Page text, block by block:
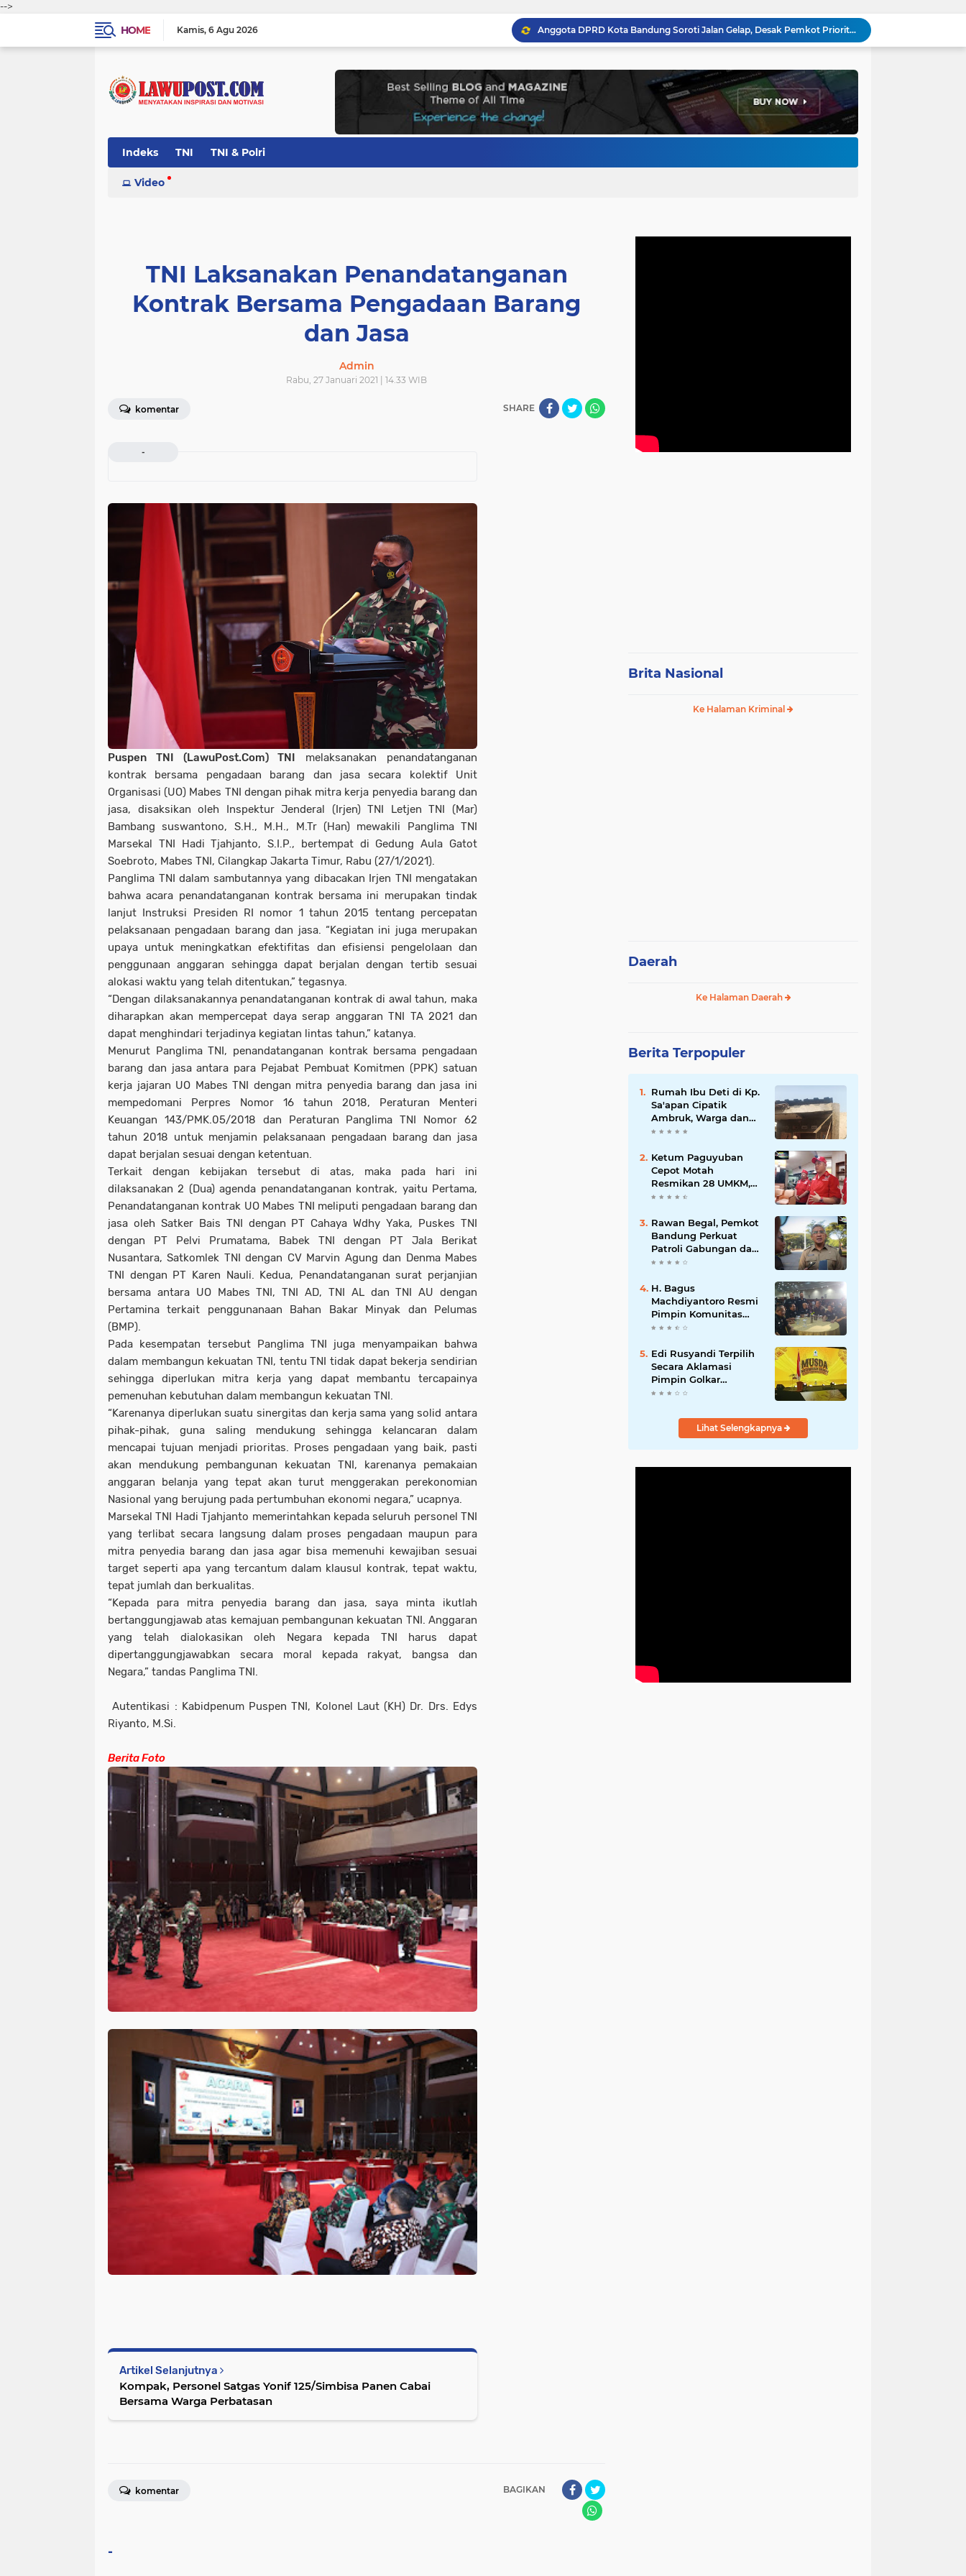
-->
HOME
Kamis 6 Agu 2026 Anggota DPRD Kota Bandung Soroti Jalan Gelap, Desak Pemkot Prioritaskan Pembenahan PJU
Pemkot Bandung Gandeng Big Bad Wolf Hadirkan Festival Literasi Pages and Plates
H. Bagus Machdiyantoro Resmi Pimpin Komunitas BBC Periode 2026–2031, Siap Perkuat Solidaritas dan Hadirkan Program Nyata untuk Masyarakat
Ketum Paguyuban Cepot Motah Resmikan 28 UMKM, Siap Gelar Festival Budaya dan UMKM di Jalan Braga
Program Gaslah Kota Bandung Raih Apresiasi Pemerintah Pusat, Pengolahan Sampah Capai 30 Persen
Hikmah Setelah Ibadah Salat Jumat: Momentum Memperkuat Iman dan Kepedulian Sosial
Penataan Kabel Udara FO di Cimahi Capai 15 KM, Target Kota Bebas Kabel Semrawut
Indeks TNI TNI & Polri
Video
TNI Laksanakan Penandatanganan
Kontrak Bersama Pengadaan Barang
dan Jasa
Admin
Rabu, 27 Januari 2021 | 14.33 WIB
komentar SHARE
-
Puspen TNI (LawuPost.Com) TNI melaksanakan penandatanganan
kontrak bersama pengadaan barang dan jasa secara kolektif Unit
Organisasi (UO) Mabes TNI dengan pihak mitra kerja penyedia barang dan
jasa, disaksikan oleh Inspektur Jenderal (Irjen) TNI Letjen TNI (Mar)
Bambang suswantono, S.H., M.H., M.Tr (Han) mewakili Panglima TNI
Marsekal TNI Hadi Tjahjanto, S.I.P., bertempat di Gedung Aula Gatot
Soebroto, Mabes TNI, Cilangkap Jakarta Timur, Rabu (27/1/2021).
Panglima TNI dalam sambutannya yang dibacakan Irjen TNI mengatakan
bahwa acara penandatanganan kontrak bersama ini merupakan tindak
lanjut Instruksi Presiden RI nomor 1 tahun 2015 tentang percepatan
pelaksanaan pengadaan barang dan jasa. “Kegiatan ini juga merupakan
upaya untuk meningkatkan efektifitas dan efisiensi pengelolaan dan
penggunaan anggaran sehingga dapat berjalan dengan tertib sesuai
alokasi waktu yang telah ditentukan,” tegasnya.
“Dengan dilaksanakannya penandatanganan kontrak di awal tahun, maka
diharapkan akan mempercepat daya serap anggaran TNI TA 2021 dan
dapat menghindari terjadinya kegiatan lintas tahun,” katanya.
Menurut Panglima TNI, penandatanganan kontrak bersama pengadaan
barang dan jasa antara para Pejabat Pembuat Komitmen (PPK) satuan
kerja jajaran UO Mabes TNI dengan mitra penyedia barang dan jasa ini
mempedomani Perpres Nomor 16 tahun 2018, Peraturan Menteri
Keuangan 143/PMK.05/2018 dan Peraturan Panglima TNI Nomor 62
tahun 2018 untuk menjamin pelaksanaan pengadaan barang dan jasa
dapat berjalan sesuai dengan ketentuan.
Terkait dengan kebijakan tersebut di atas, maka pada hari ini
dilaksanakan 2 (Dua) agenda penandatanganan kontrak, yaitu Pertama,
Penandatanganan kontrak UO Mabes TNI meliputi pengadaan barang dan
jasa oleh Satker Bais TNI dengan PT Cahaya Wdhy Yaka, Puskes TNI
dengan PT Pelvi Prumatama, Babek TNI dengan PT Jala Berikat
Nusantara, Satkomlek TNI dengan CV Marvin Agung dan Denma Mabes
TNI dengan PT Karen Nauli. Kedua, Penandatanganan surat perjanjian
bersama antara UO Mabes TNI, TNI AD, TNI AL dan TNI AU dengan
Pertamina terkait penggunanaan Bahan Bakar Minyak dan Pelumas
(BMP).
Pada kesempatan tersebut Panglima TNI juga menyampaikan bahwa
dalam membangun kekuatan TNI, tentu TNI tidak dapat bekerja sendirian
sehingga diperlukan mitra kerja yang dapat membantu tercapainya
pemenuhan kebutuhan dalam membangun kekuatan TNI.
“Karenanya diperlukan suatu sinergitas dan kerja sama yang solid antara
pihak-pihak, guna saling mendukung sehingga kelancaran dalam
mencapai tujuan menjadi prioritas. Proses pengadaan yang baik, pasti
akan mendukung pembangunan kekuatan TNI, karenanya pemakaian
anggaran belanja yang tepat akan turut menggerakan perekonomian
Nasional yang berujung pada pertumbuhan ekonomi negara,” ucapnya.
Marsekal TNI Hadi Tjahjanto memerintahkan kepada seluruh personel TNI
yang terlibat secara langsung dalam proses pengadaan maupun para
mitra penyedia barang dan jasa agar bisa memenuhi kewajiban sesuai
target seperti apa yang tercantum dalam klausul kontrak, tepat waktu,
tepat jumlah dan berkualitas.
“Kepada para mitra penyedia barang dan jasa, saya minta ikutlah
bertanggungjawab atas kemajuan pembangunan kekuatan TNI. Anggaran
yang telah dialokasikan oleh Negara kepada TNI harus dapat
dipertanggungjawabkan secara moral kepada rakyat, bangsa dan
Negara,” tandas Panglima TNI.
Autentikasi : Kabidpenum Puspen TNI, Kolonel Laut (KH) Dr. Drs. Edys
Riyanto, M.Si.
Berita Foto
Artikel Selanjutnya
Kompak, Personel Satgas Yonif 125/Simbisa Panen Cabai
Bersama Warga Perbatasan
BAGIKAN
komentar
-
Brita Nasional
Ke Halaman Kriminal
Daerah
Ke Halaman Daerah
Berita Terpopuler
Rumah Ibu Deti di Kp.
Sa'apan Cipatik
Ambruk, Warga dan
Pemdes Sigap Bantu
Ketum Paguyuban
Cepot Motah
Resmikan 28 UMKM,
Siap Gelar Festival
Jalan Braga
Rawan Begal, Pemkot
Bandung Perkuat
Patroli Gabungan dan
Pengawasan Digital
H. Bagus
Machdiyantoro Resmi
Pimpin Komunitas
BBC Periode 2026–
Solidaritas dan
Hadirkan Program
Nyata untuk
Masyarakat
Edi Rusyandi Terpilih
Secara Aklamasi
Pimpin Golkar
Bandung Barat,
Kepemimpinan
Harmonis "TurunLihat Selengkapnya